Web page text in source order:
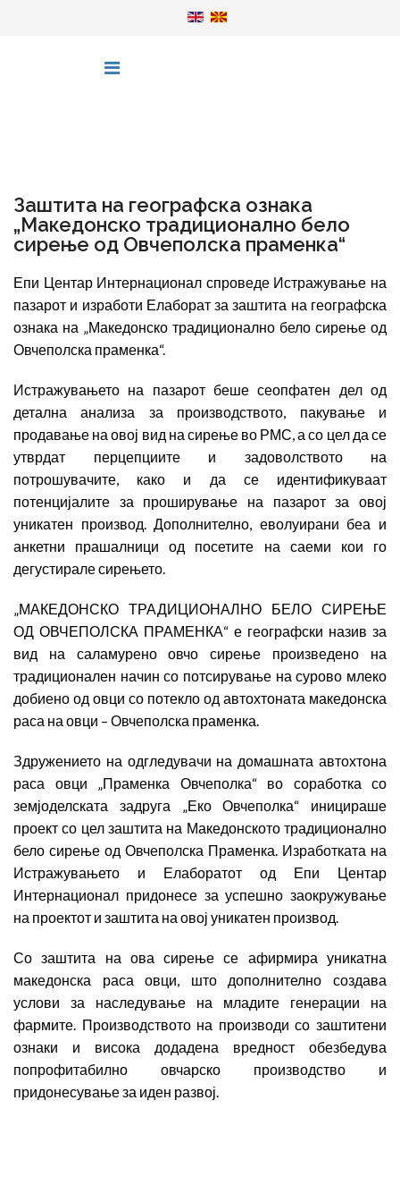
Заштита на географска ознака
„Македонско традиционално бело
сирење од Овчеполска праменка“
Епи Центар Интернационал спроведе Истражување на
пазарот и изработи Елаборат за заштита на географска
ознака на „Македонско традиционално бело сирење од
Овчеполска праменка“.
Истражувањето на пазарот беше сеопфатен дел од
детална анализа за производството, пакување и
продавање на овој вид на сирење во РМС, а со цел да се
утврдат перцепциите и задоволството на
потрошувачите, како и да се идентификуваат
потенцијалите за проширување на пазарот за овој
уникатен производ. Дополнително, еволуирани беа и
анкетни прашалници од посетите на саеми кои го
дегустирале сирењето.
„МАКЕДОНСКО ТРАДИЦИОНАЛНО БЕЛО СИРЕЊЕ
ОД ОВЧЕПОЛСКА ПРАМЕНКА“ е географски назив за
вид на саламурено овчо сирење произведено на
традиционален начин со потсирување на сурово млеко
добиено од овци со потекло од автохтоната македонска
раса на овци – Овчеполска праменка.
Здружението на одгледувачи на домашната автохтона
раса овци „Праменка Овчеполка“ во соработка со
земјоделската задруга „Еко Овчеполка“ иницираше
проект со цел заштита на Македонското традиционално
бело сирење од Овчеполска Праменка. Изработката на
Истражувањето и Елаборатот од Епи Центар
Интернационал придонесе за успешно заокружување
на проектот и заштита на овој уникатен производ.
Со заштита на ова сирење се афирмира уникатна
македонска раса овци, што дополнително создава
услови за наследување на младите генерации на
фармите. Производството на производи со заштитени
ознаки и висока додадена вредност обезбедува
попрофитабилно овчарско производство и
придонесување за иден развој.